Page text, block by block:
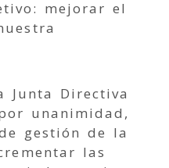
mejorar el
Junta Directiva
unanimidad,
gestión de la
las